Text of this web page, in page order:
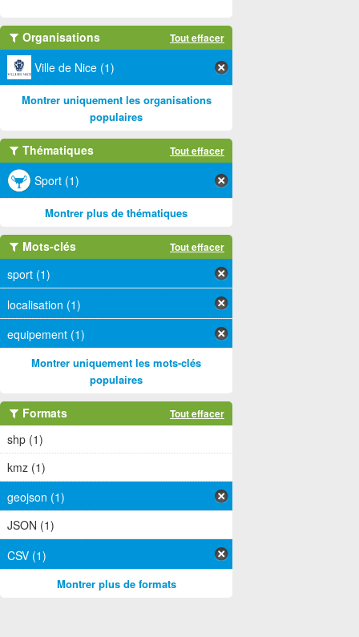
Organisations Tout effacer
Ville de Nice (1)
Montrer uniquement les organisations
populaires
Thématiques Tout effacer
Sport (1)
Montrer plus de thématiques
Mots-clés Tout effacer
sport (1)
localisation (1)
equipement (1)
Montrer uniquement les mots-clés
populaires
Formats Tout effacer
shp (1)
kmz (1)
geojson (1)
JSON (1)
CSV (1)
Montrer plus de formats